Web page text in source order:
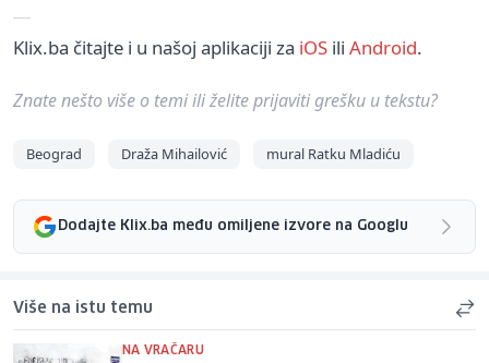
Klix.ba čitajte i u našoj aplikaciji za iOS ili Android.
Znate nešto više o temi ili želite prijaviti grešku u tekstu?
Beograd Draža Mihailović mural Ratku Mladiću
Dodajte Klix.ba među omiljene izvore na Googlu
Više na istu temu
NA VRAČARU